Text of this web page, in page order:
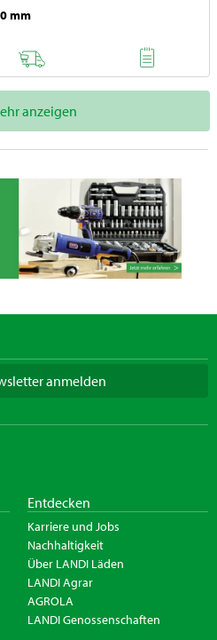
mm
anzeigen
anmelden
Entdecken
Karriere und Jobs
Nachhaltigkeit
Über LANDI Läden
LANDI Agrar
AGROLA
LANDI Genossenschaften